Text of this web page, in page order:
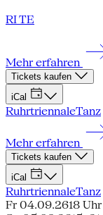
RI TE
Mehr erfahren
Tickets kaufen
iCal
RuhrtriennaleTanz
Mehr erfahren
Tickets kaufen
iCal
RuhrtriennaleTanz
Fr 04.09.2618 Uhr